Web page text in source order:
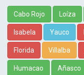
Cabo Rojo Loíza
Isabela Yauco
Florida Villalba
Humacao Añasco